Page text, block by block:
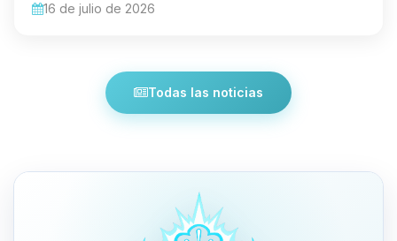
16 de julio de 2026
Todas las noticias